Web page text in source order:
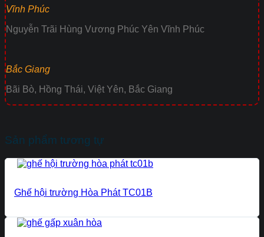
Vĩnh Phúc
Nguyễn Trãi Hùng Vương Phúc Yên Vĩnh Phúc
Bắc Giang
Bãi Bò, Hồng Thái, Việt Yên, Bắc Giang
Sản phẩm tương tự
Ghế hội trường Hòa Phát TC01B